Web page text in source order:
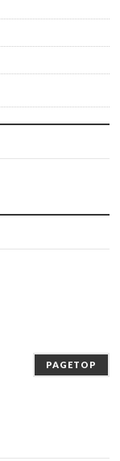
PAGETOP